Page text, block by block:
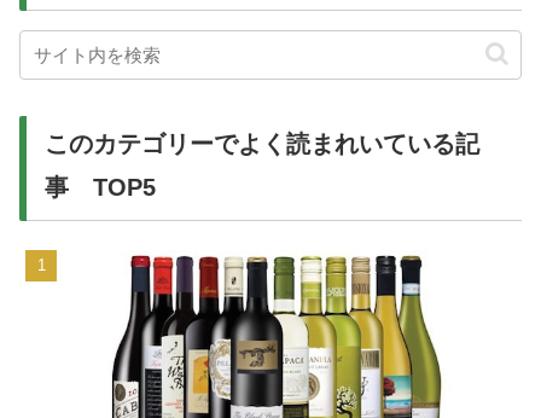
このカテゴリーでよく読まれいている記
事 TOP5